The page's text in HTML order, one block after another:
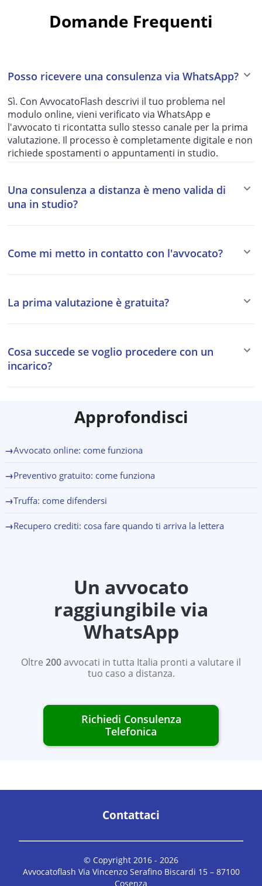
Domande Frequenti
Posso ricevere una consulenza via WhatsApp?
Sì. Con AvvocatoFlash descrivi il tuo problema nel
modulo online, vieni verificato via WhatsApp e
l'avvocato ti ricontatta sullo stesso canale per la prima
valutazione. Il processo è completamente digitale e non
richiede spostamenti o appuntamenti in studio.
Una consulenza a distanza è meno valida di
una in studio?
Per le questioni che richiedono solo un parere, una
rogiti, ecc.) l'avvocato ti guiderà su come procedere.
Come mi metto in contatto con l'avvocato?
l'avvocato specializzato ti ricontatterà direttamente
La prima valutazione è gratuita?
prima valutazione del caso e, solo se decidi di
procedere con un incarico, ti fornirà un preventivo
Cosa succede se voglio procedere con un
incarico?
dettagliato e trasparente. Potrai concordare le
modalità di lavoro (a distanza o in studio, a seconda
nascosto, nessun impegno prima del tuo accordo.
Approfondisci
→Avvocato online: come funziona
→Preventivo gratuito: come funziona
→Truffa: come difendersi
→Recupero crediti: cosa fare quando ti arriva la lettera
Un avvocato
raggiungibile via
WhatsApp
Oltre 200avvocati in tutta Italia pronti a valutare il
tuo caso a distanza.
Richiedi Consulenza
Telefonica
Contattaci
© Copyright 2016 - 2026
Avvocatoflash Via Vincenzo Serafino Biscardi 15 – 87100
Cosenza